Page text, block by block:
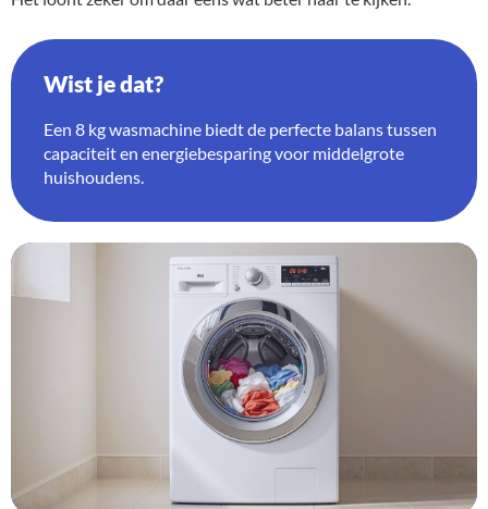
Wist je dat?
Een 8 kg wasmachine biedt de perfecte balans tussen
capaciteit en energiebesparing voor middelgrote
huishoudens.